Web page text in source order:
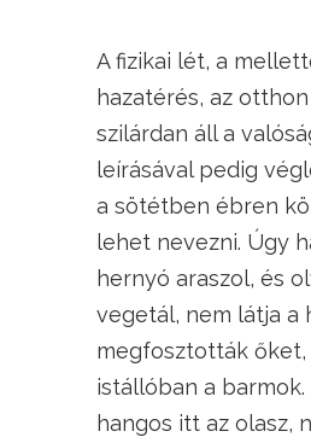
A fizikai lét, a
hazatérés, az
szilárdan áll a
leírásával pedig
a sötétben ébren
lehet nevezni. Úgy
hernyó araszol, és
vegetál, nem látja a
megfosztották
istállóban a
hangos itt az olasz,